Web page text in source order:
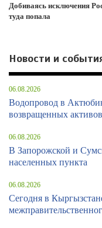
Добиваясь исключения
туда попала
Новости и
06.08.2026
Водопровод в
возвращенных активов
06.08.2026
В Запорожской и
населенных пункта
06.08.2026
Сегодня в